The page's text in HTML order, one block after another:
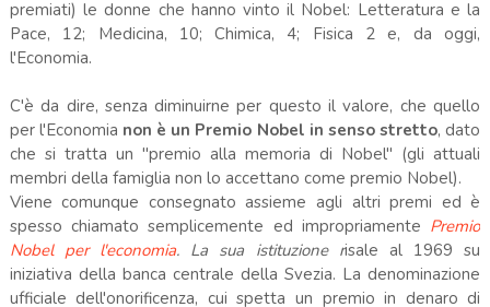
premiati) le donne che hanno vinto il Nobel: Letteratura e la
Pace, 12; Medicina, 10; Chimica, 4; Fisica 2 e, da oggi,
l'Economia.
C'è da dire, senza diminuirne per questo il valore, che quello
per l'Economia non è un Premio Nobel in senso stretto, dato
che si tratta un "premio alla memoria di Nobel" (gli attuali
membri della famiglia non lo accettano come premio Nobel).
Viene comunque consegnato assieme agli altri premi ed è
spesso chiamato semplicemente ed impropriamente Premio
Nobel per l'economia. La sua istituzione risale al 1969 su
iniziativa della banca centrale della Svezia. La denominazione
ufficiale dell'onorificenza, cui spetta un premio in denaro di